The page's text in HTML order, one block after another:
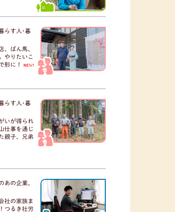
らす人･暮
、ばん馬、
やりたいこ
形に！
NEW!
らす人･暮
いが得られ
仕事を通じ
親子、兄弟
あの企業、
社の家族ま
つるき社労